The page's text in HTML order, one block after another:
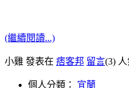
(繼續閱讀...)
小雞 發表在 痞客邦 留言(3)
個人分類： 宜蘭